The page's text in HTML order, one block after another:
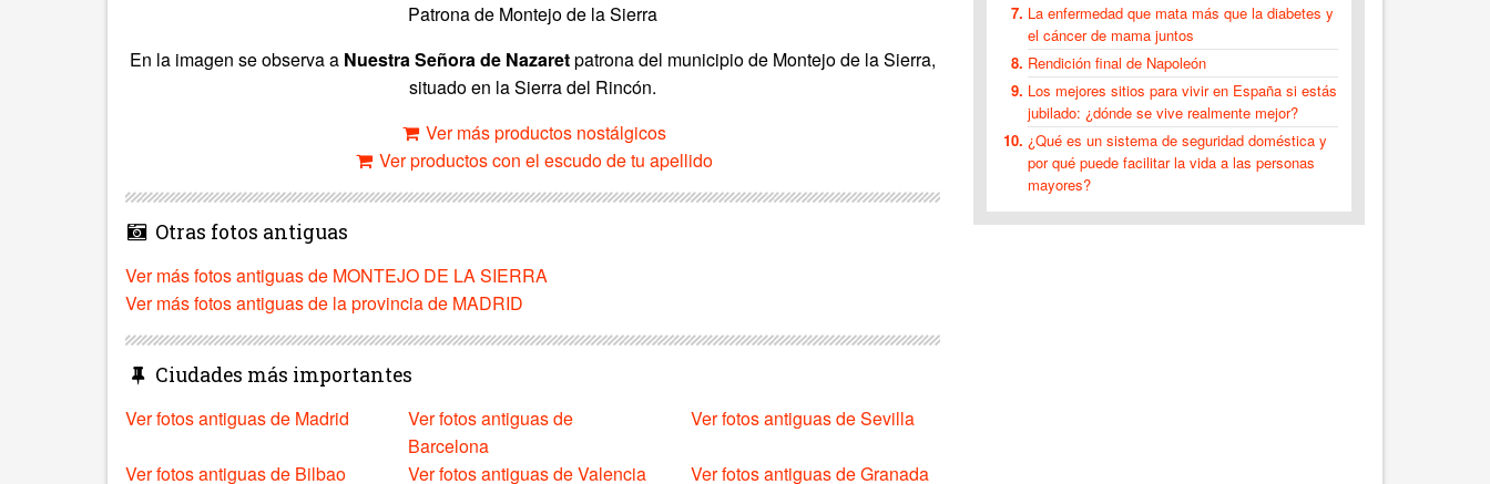
Patrona de Montejo de la Sierra
En la imagen se observa a Nuestra Señora de Nazaretpatrona del municipio de Montejo de la Sierra,
situado en la Sierra del Rincón.
Ver más productos nostálgicos
Ver productos con el escudo de tu apellido
Otras fotos antiguas
Ver más fotos antiguas de MONTEJO DE LA SIERRA
Ver más fotos antiguas de la provincia de MADRID
Ciudades más importantes
Ver fotos antiguas de Madrid
Ver fotos antiguas de
Barcelona
Ver fotos antiguas de Sevilla
Ver fotos antiguas de Bilbao Ver fotos antiguas de Valencia Ver fotos antiguas de Granada
La enfermedad que mata más que la diabetes y
el cáncer de mama juntos
Rendición final de Napoleón
Los mejores sitios para vivir en España si estás
jubilado: ¿dónde se vive realmente mejor?
¿Qué es un sistema de seguridad doméstica y
por qué puede facilitar la vida a las personas
mayores?